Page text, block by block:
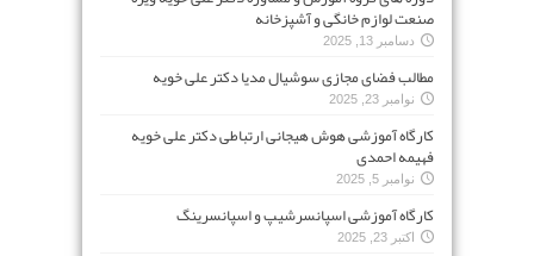
صنعت لوازم خانگی و آشپزخانه
دسامبر 13, 2025
مطالب فضای مجازی سوشیال مدیا دکتر علی خویه
نوامبر 23, 2025
کارگاه آموزشی هوش هیجانی ارتباطی دکتر علی خویه
فهیمه احمدی
نوامبر 5, 2025
کارگاه آموزشی اسپانسرشیپ و اسپانسرینگ
اکتبر 23, 2025